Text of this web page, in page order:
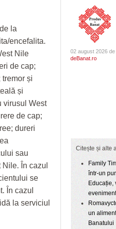
la
encefalita.
Nile
de cap;
și
și
virusul West
de cap;
dureri
sau
În cazul
se
În cazul
la serviciul
02 august 2026 de
deBanat.ro
Citește și alte
Family
într-un
Educație,
un
Banatului